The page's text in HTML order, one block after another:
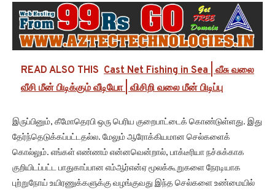
READ ALSO THIS Cast Net Fishing in Sea | வீசு வலை
வீசி மீன் பிடிக்கும் வீடியோ | விசிறி வலை மீன் பிடிப்பு
இருப்பினும், கீமோதெரபி ஒரு பெரிய குறைபாட்டைக் கொண்டுள்ளது. இது
தேர்ந்தெடுக்கப்பட்டதல்ல. மேலும் ஆரோக்கியமான செல்களைக்
கொல்லும். எங்கள் எண்ணம் என்னவென்றால், பாக்டீரியா நச்சுக்காக
குறியிடப்பட்ட பாதுகாப்பான எம்ஆர்என்ஏ மூலக்கூறுகளை நேரடியாக
புற்றுநோய் உயிரணுக்களுக்கு வழங்குவது இந்த செல்களை உண்மையில்